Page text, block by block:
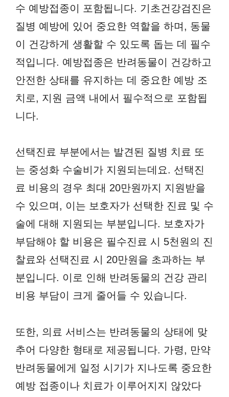
수 예방접종이 포함됩니다. 기초건강검진은
질병 예방에 있어 중요한 역할을 하며, 동물
이 건강하게 생활할 수 있도록 돕는 데 필수
적입니다. 예방접종은 반려동물이 건강하고
안전한 상태를 유지하는 데 중요한 예방 조
치로, 지원 금액 내에서 필수적으로 포함됩
니다.
선택진료 부분에서는 발견된 질병 치료 또
는 중성화 수술비가 지원되는데요. 선택진
료 비용의 경우 최대 20만원까지 지원받을
수 있으며, 이는 보호자가 선택한 진료 및 수
술에 대해 지원되는 부분입니다. 보호자가
부담해야 할 비용은 필수진료 시 5천원의 진
찰료와 선택진료 시 20만원을 초과하는 부
분입니다. 이로 인해 반려동물의 건강 관리
비용 부담이 크게 줄어들 수 있습니다.
또한, 의료 서비스는 반려동물의 상태에 맞
추어 다양한 형태로 제공됩니다. 가령, 만약
반려동물에게 일정 시기가 지나도록 중요한
예방 접종이나 치료가 이루어지지 않았다